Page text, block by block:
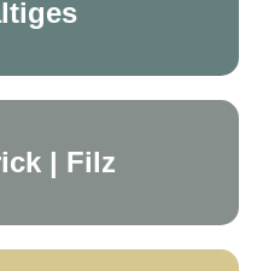
| Filz